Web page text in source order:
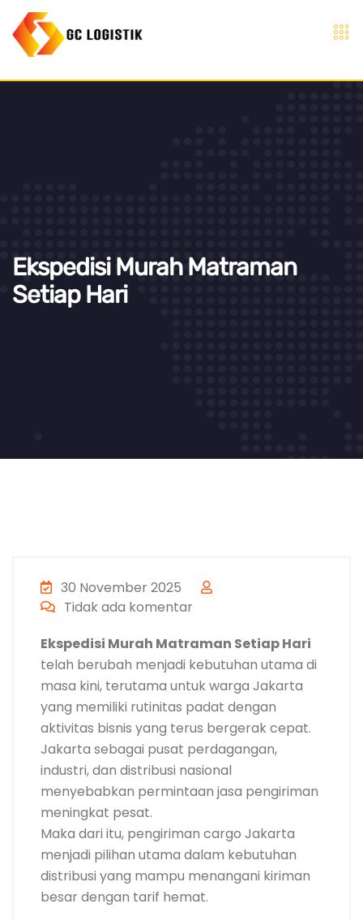
Ekspedisi Murah Matraman
Setiap Hari
30 November 2025
Tidak ada komentar
Ekspedisi Murah Matraman Setiap Hari
telah berubah menjadi kebutuhan utama di
masa kini, terutama untuk warga Jakarta
yang memiliki rutinitas padat dengan
aktivitas bisnis yang terus bergerak cepat.
Jakarta sebagai pusat perdagangan,
industri, dan distribusi nasional
menyebabkan permintaan jasa pengiriman
meningkat pesat.
Maka dari itu, pengiriman cargo Jakarta
menjadi pilihan utama dalam kebutuhan
distribusi yang mampu menangani kiriman
besar dengan tarif hemat.